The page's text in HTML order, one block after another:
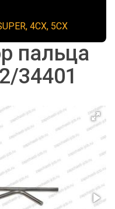
4CX, 5CX
пальца
34401